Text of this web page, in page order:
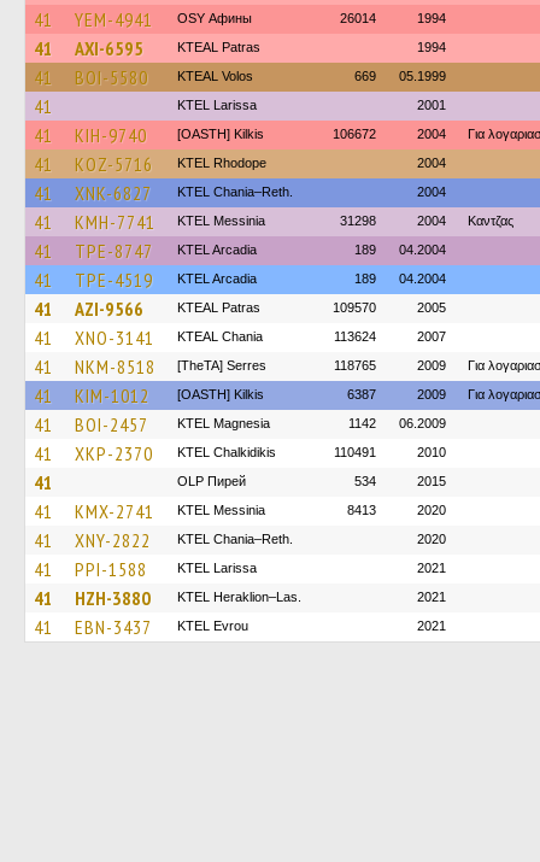
41
YEM-4941 OSY Афины 26014 1994
41 AXI-6595 KTEAL Patras 1994
41 BOI-5580 KTEAL Volos 669 05.1999
41 KTEL Larissa 2001
41 KIH-9740 [OASTH] Kilkis 106672 2004 Για
41 KOZ-5716 KTEL Rhodope 2004
41 XNK-6827 KTEL Chania–Reth. 2004
41 KMH-7741 KTEL Messinia 31298 2004 Καντζας
41 TPE-8747 KTEL Arcadia 189 04.2004
41 TPE-4519 KTEL Arcadia 189 04.2004
41 AZI-9566 KTEAL Patras 109570 2005
41 XNO-3141 KTEAL Chania 113624 2007
41 NKM-8518 [TheTA] Serres 118765 2009 Για
41 KIM-1012 [OASTH] Kilkis 6387 2009 Για
41 BOI-2457 ΚΤΕL Magnesia 1142 06.2009
41 XKP-2370 ΚΤΕL Chalkidikis 110491 2010
41 OLP Пирей 534 2015
41 KMX-2741 KTEL Messinia 8413 2020
41 XNY-2822 KTEL Chania–Reth. 2020
41 PPI-1588 KTEL Larissa 2021
41 HZH-3880 KTEL Heraklion–Las. 2021
41 EBN-3437 KTEL Evrou 2021